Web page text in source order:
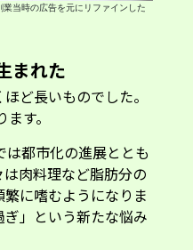
当時の広告を元にリファインした
まれた
ど長いものでした。
す。
都市化の進展ととも
肉料理など脂肪分の
に嗜むようになりま
」という新たな悩み